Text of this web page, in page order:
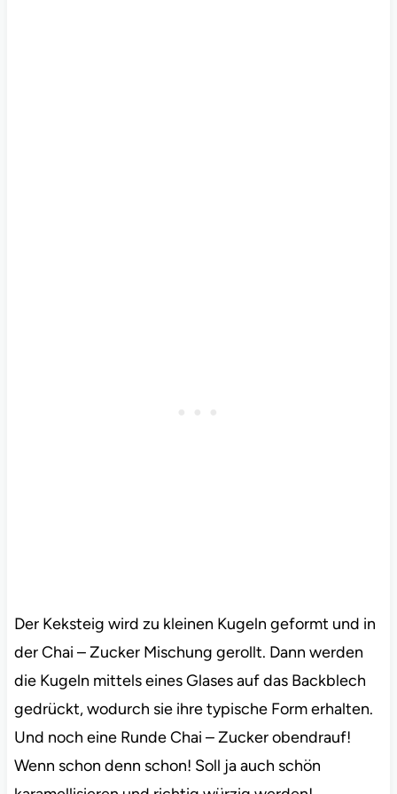
Der Keksteig wird zu kleinen Kugeln geformt und in
der Chai – Zucker Mischung gerollt. Dann werden
die Kugeln mittels eines Glases auf das Backblech
gedrückt, wodurch sie ihre typische Form erhalten.
Und noch eine Runde Chai – Zucker obendrauf!
Wenn schon denn schon! Soll ja auch schön